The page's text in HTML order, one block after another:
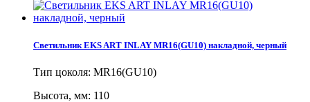
Светильник EKS ART INLAY MR16(GU10) накладной, черный
Тип цоколя: MR16(GU10)
Высота, мм: 110